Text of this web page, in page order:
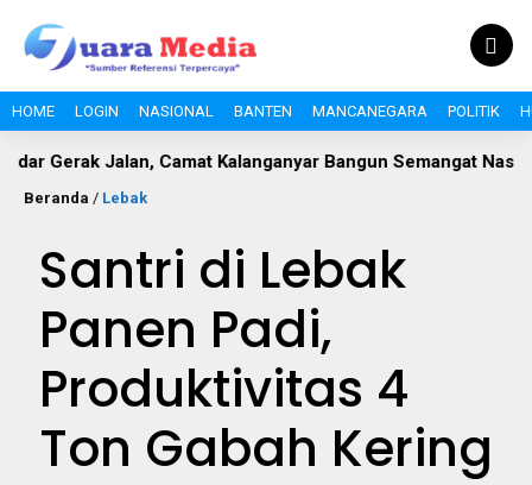
HOME LOGIN NASIONAL BANTEN MANCANEGARA POLITIK
Jalan, Camat Kalanganyar Bangun Semangat Nasionalisme
Beranda / Lebak
Santri di Lebak
Panen Padi,
Produktivitas 4
Ton Gabah Kering